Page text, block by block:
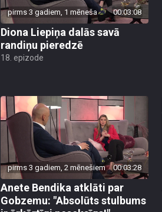
pirms 3 gadiem, 1 mēneša 00:03:08
Diona Liepiņa dalās savā
randiņu pieredzē
18. epizode
pirms 3 gadiem, 2 mēnešiem 00:03:28
Anete Bendika atklāti par
Gobzemu: "Absolūts stulbums